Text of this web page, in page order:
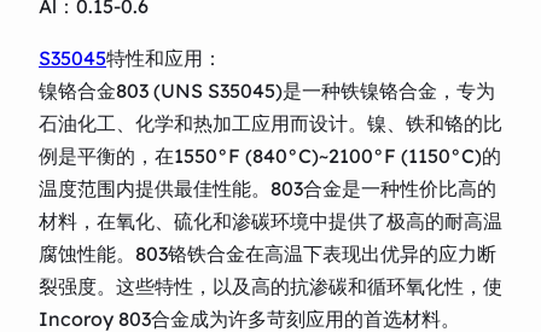
Al：0.15-0.6
S35045特性和应用：
镍铬合金803 (UNS S35045)是一种铁镍铬合金，专为
石油化工、化学和热加工应用而设计。镍、铁和铬的比
例是平衡的，在1550°F (840°C)~2100°F (1150°C)的
温度范围内提供最佳性能。803合金是一种性价比高的
材料，在氧化、硫化和渗碳环境中提供了极高的耐高温
腐蚀性能。803铬铁合金在高温下表现出优异的应力断
裂强度。这些特性，以及高的抗渗碳和循环氧化性，使
Incoroy 803合金成为许多苛刻应用的首选材料。